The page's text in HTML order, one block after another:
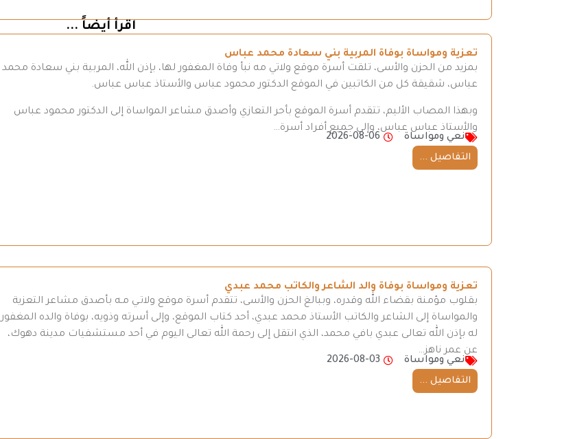
اقرأ أيضاً ...
تعزية ومواساة بوفاة المربية بني سعادة محمد عباس
بمزيد من الحزن والأسى، تلقت أسرة موقع ولاتي مه نبأ وفاة المغفور لها، بإذن الله، المربية بني سعادة محمد
عباس، شقيقة كل من الكاتبين في الموقع الدكتور محمود عباس والأستاذ عباس عباس.
وبهذا المصاب الأليم، تتقدم أسرة الموقع بأحر التعازي وأصدق مشاعر المواساة إلى الدكتور محمود عباس
والأستاذ عباس عباس، وإلى جميع أفراد أسرة…
نعي ومواساة
2026-08-06
التفاصيل ...
تعزية ومواساة بوفاة والد الشاعر والكاتب محمد عبدي
بقلوب مؤمنة بقضاء الله وقدره، وببالغ الحزن والأسى، تتقدم أسرة موقع ولاتـي مـه بأصدق مشاعر التعزية
والمواساة إلى الشاعر والكاتب الأستاذ محمد عبدي، أحد كتاب الموقع، وإلى أسرته وذويه، بوفاة والده المغفور
له بإذن الله تعالى عبدي بافي محمد، الذي انتقل إلى رحمة الله تعالى اليوم في أحد مستشفيات مدينة دهوك،
عن عمر ناهز…
نعي ومواساة
2026-08-03
التفاصيل ...